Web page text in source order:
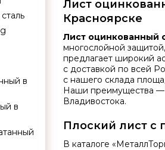
в
в
Лист
Красноярске
Лист оцинкованный
многослойной
предлагает широкий
с доставкой по всей
с нашего склада
Наши преимущества —
Владивостока.
Плоский лист с
В каталоге